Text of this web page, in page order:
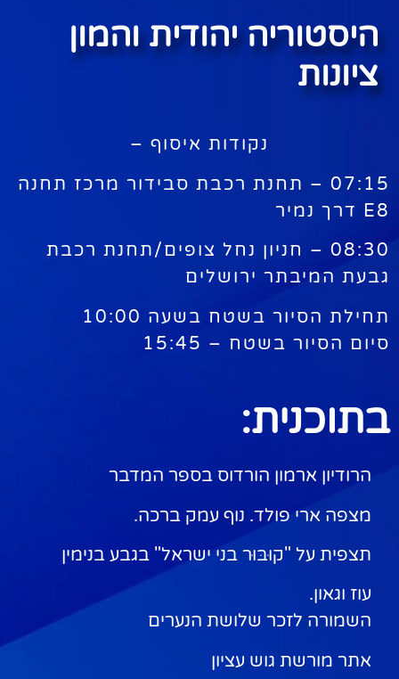
היסטוריה יהודית והמון
ציונות
נקודות איסוף –
07:15 – תחנת רכבת סבידור מרכז תחנה
E8 דרך נמיר
08:30 – חניון נחל צופים/תחנת רכבת
גבעת המיבתר ירושלים
תחילת הסיור בשטח בשעה 10:00
סיום הסיור בשטח – 15:45
בתוכנית:
הרודיון ארמון הורדוס בספר המדבר
מצפה ארי פולד. נוף עמק ברכה.
תצפית על "קוּבּוּר בני ישראל" בגבע בנימין
עוז וגאון.
השמורה לזכר שלושת הנערים
אתר מורשת גוש עציון